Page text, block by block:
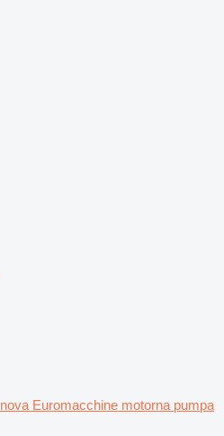
nova Euromacchine motorna pumpa